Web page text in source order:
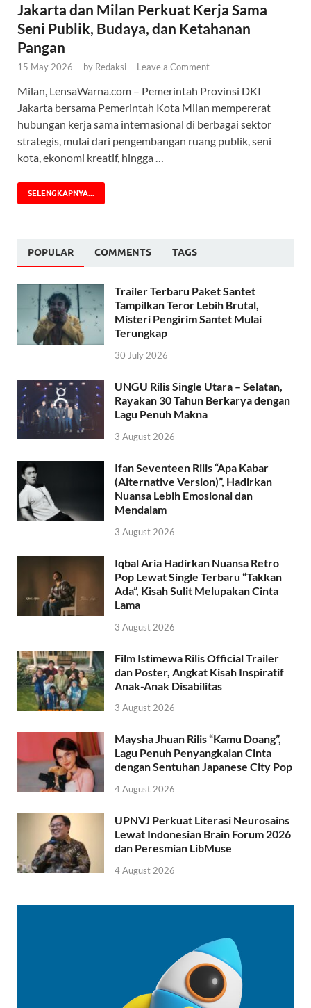
Jakarta dan Milan Perkuat Kerja Sama
Seni Publik, Budaya, dan Ketahanan
Pangan
15 May 2026 - by Redaksi - Leave a Comment
Milan, LensaWarna.com – Pemerintah Provinsi DKI
Jakarta bersama Pemerintah Kota Milan mempererat
hubungan kerja sama internasional di berbagai sektor
strategis, mulai dari pengembangan ruang publik, seni
kota, ekonomi kreatif, hingga …
SELENGKAPNYA...
POPULAR COMMENTS TAGS
Trailer Terbaru Paket Santet
Tampilkan Teror Lebih Brutal,
Misteri Pengirim Santet Mulai
Terungkap
30 July 2026
UNGU Rilis Single Utara – Selatan,
Rayakan 30 Tahun Berkarya dengan
Lagu Penuh Makna
3 August 2026
Ifan Seventeen Rilis “Apa Kabar
(Alternative Version)”, Hadirkan
Nuansa Lebih Emosional dan
Mendalam
3 August 2026
Iqbal Aria Hadirkan Nuansa Retro
Pop Lewat Single Terbaru “Takkan
Ada”, Kisah Sulit Melupakan Cinta
Lama
3 August 2026
Film Istimewa Rilis Official Trailer
dan Poster, Angkat Kisah Inspiratif
Anak-Anak Disabilitas
3 August 2026
Maysha Jhuan Rilis “Kamu Doang”,
Lagu Penuh Penyangkalan Cinta
dengan Sentuhan Japanese City Pop
4 August 2026
UPNVJ Perkuat Literasi Neurosains
Lewat Indonesian Brain Forum 2026
dan Peresmian LibMuse
4 August 2026